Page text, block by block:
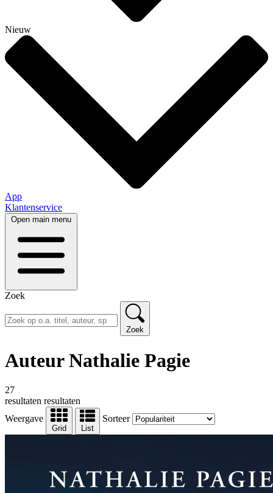
Nieuw
App
Klantenservice
Open main menu
Zoek
Zoek
Auteur Nathalie Pagie
27
resultaten resultaten
Weergave
Grid List
Sorteer